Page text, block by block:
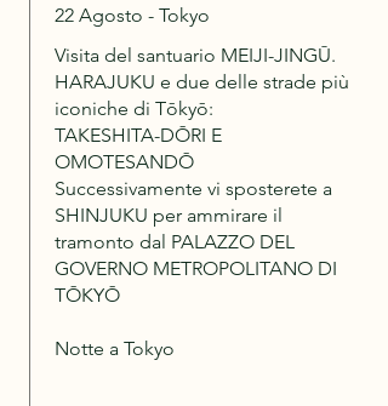
22 Agosto - Tokyo
Visita del santuario MEIJI-JINGŪ.
HARAJUKU e due delle strade più
iconiche di Tōkyō:
TAKESHITA-DŌRI E
OMOTESANDŌ
Successivamente vi sposterete a
SHINJUKU per ammirare il
tramonto dal PALAZZO DEL
GOVERNO METROPOLITANO DI
TŌKYŌ
Notte a Tokyo